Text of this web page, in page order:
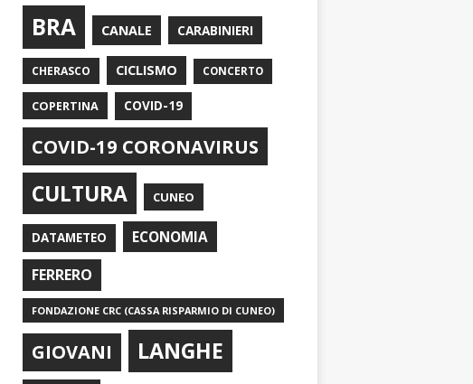
BRA CANALE CARABINIERI
CHERASCO CICLISMO CONCERTO
COPERTINA COVID-19
COVID-19 CORONAVIRUS
CULTURA CUNEO
DATAMETEO ECONOMIA
FERRERO
FONDAZIONE CRC (CASSA RISPARMIO DI CUNEO)
GIOVANI LANGHE